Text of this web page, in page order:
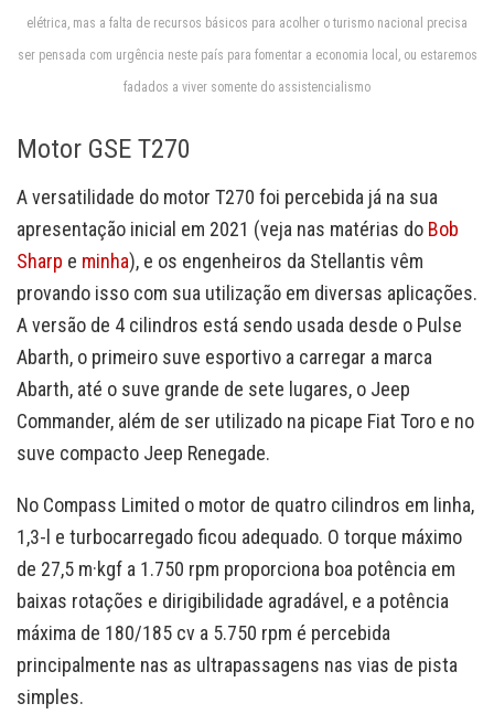
elétrica, mas a falta de recursos básicos para acolher o turismo nacional precisa
ser pensada com urgência neste país para fomentar a economia local, ou estaremos
fadados a viver somente do assistencialismo
Motor GSE T270
A versatilidade do motor T270 foi percebida já na sua
apresentação inicial em 2021 (veja nas matérias do Bob
Sharp e minha), e os engenheiros da Stellantis vêm
provando isso com sua utilização em diversas aplicações.
A versão de 4 cilindros está sendo usada desde o Pulse
Abarth, o primeiro suve esportivo a carregar a marca
Abarth, até o suve grande de sete lugares, o Jeep
Commander, além de ser utilizado na picape Fiat Toro e no
suve compacto Jeep Renegade.
No Compass Limited o motor de quatro cilindros em linha,
1,3-l e turbocarregado ficou adequado. O torque máximo
de 27,5 m·kgf a 1.750 rpm proporciona boa potência em
baixas rotações e dirigibilidade agradável, e a potência
máxima de 180/185 cv a 5.750 rpm é percebida
principalmente nas as ultrapassagens nas vias de pista
simples.